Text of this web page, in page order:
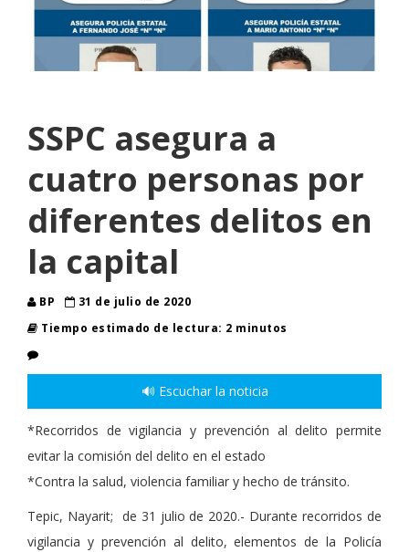
SSPC asegura a
cuatro personas por
diferentes delitos en
la capital
BP
31 de julio de 2020
Tiempo estimado de lectura: 2 minutos
🔊 Escuchar la noticia
*Recorridos de vigilancia y prevención al delito permite
evitar la comisión del delito en el estado
*Contra la salud, violencia familiar y hecho de tránsito.
Tepic, Nayarit; de 31 julio de 2020.- Durante recorridos de
vigilancia y prevención al delito, elementos de la Policía